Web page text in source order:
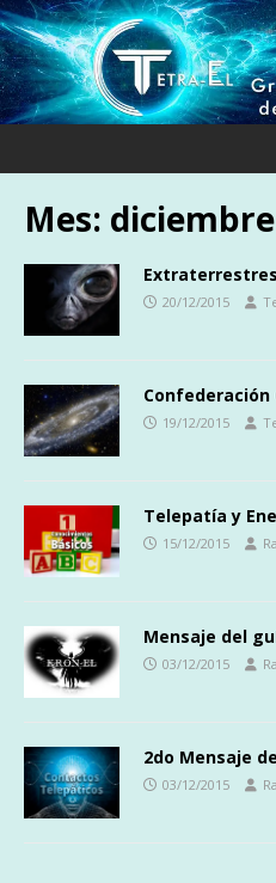
Mes:
Extraterrestres
20/12/2015
Confederación
19/12/2015
Telepatía y
15/12/2015
Mensaje del
03/12/2015
2do Mensaje
03/12/2015